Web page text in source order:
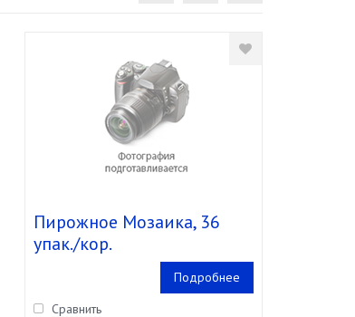
Пирожное Мозаика, 36
упак./кор.
Подробнее
Сравнить